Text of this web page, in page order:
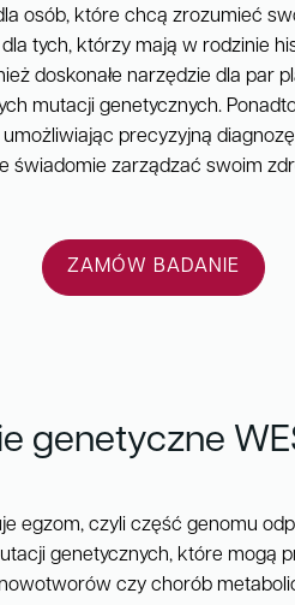
osób, które chcą zrozumieć
tych, którzy mają w rodzinie
doskonałe narzędzie dla par
mutacji genetycznych.
precyzyjną
świadomie zarządzać swoim
ZAMÓW BADANIE
genetyczne
egzom, czyli część genomu
genetycznych, które mogą
czy chorób